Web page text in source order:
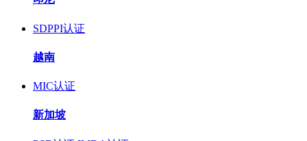
SDPPI认证
越南
MIC认证
新加坡